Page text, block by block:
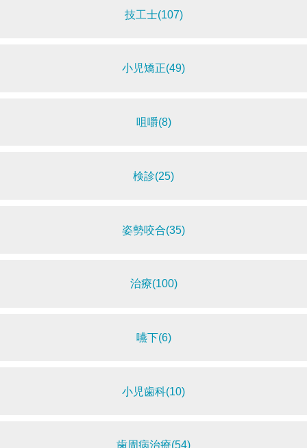
技工士(107)
小児矯正(49)
咀嚼(8)
検診(25)
姿勢咬合(35)
治療(100)
嚥下(6)
小児歯科(10)
歯周病治療(54)